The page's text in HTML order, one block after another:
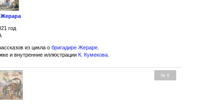
Жерара
год
из цикла обригадире Жераре
и внутренние иллюстрации К. Кумекова
№ 6